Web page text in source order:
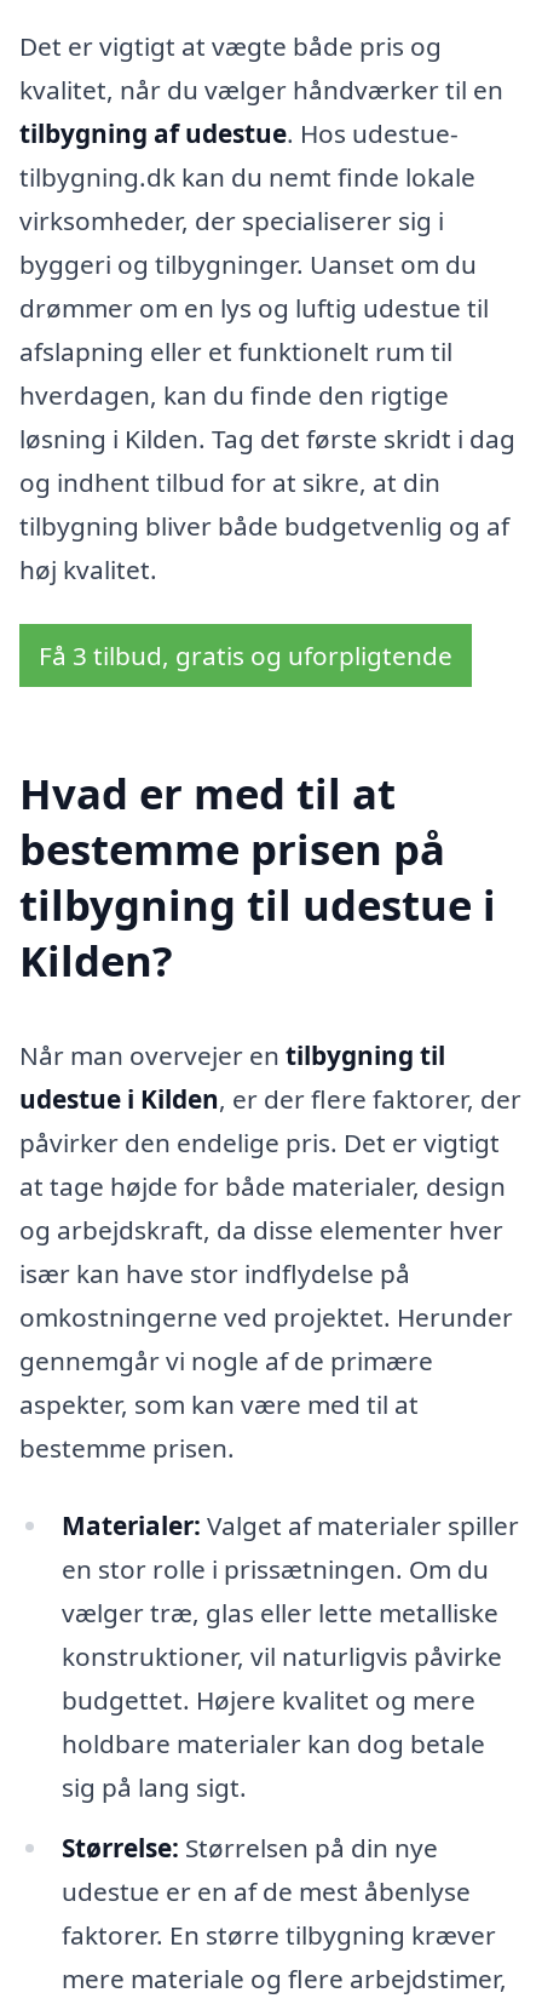
Det er vigtigt at vægte både pris og
kvalitet, når du vælger håndværker til en
tilbygning af udestue. Hos udestue-
tilbygning.dk kan du nemt finde lokale
virksomheder, der specialiserer sig i
byggeri og tilbygninger. Uanset om du
drømmer om en lys og luftig udestue til
afslapning eller et funktionelt rum til
hverdagen, kan du finde den rigtige
løsning i Kilden. Tag det første skridt i dag
og indhent tilbud for at sikre, at din
tilbygning bliver både budgetvenlig og af
høj kvalitet.
Få 3 tilbud, gratis og uforpligtende
Hvad er med til at
bestemme prisen på
tilbygning til udestue i
Kilden?
Når man overvejer en tilbygning til
udestue i Kilden, er der flere faktorer, der
påvirker den endelige pris. Det er vigtigt
at tage højde for både materialer, design
og arbejdskraft, da disse elementer hver
især kan have stor indflydelse på
omkostningerne ved projektet. Herunder
gennemgår vi nogle af de primære
aspekter, som kan være med til at
bestemme prisen.
Materialer: Valget af materialer spiller
en stor rolle i prissætningen. Om du
vælger træ, glas eller lette metalliske
konstruktioner, vil naturligvis påvirke
budgettet. Højere kvalitet og mere
holdbare materialer kan dog betale
sig på lang sigt.
Størrelse: Størrelsen på din nye
udestue er en af de mest åbenlyse
faktorer. En større tilbygning kræver
mere materiale og flere arbejdstimer,